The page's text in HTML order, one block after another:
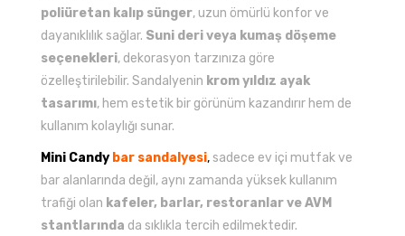
poliüretan kalıp sünger, uzun ömürlü konfor ve
dayanıklılık sağlar. Suni deri veya kumaş döşeme
seçenekleri, dekorasyon tarzınıza göre
özelleştirilebilir. Sandalyenin krom yıldız ayak
tasarımı, hem estetik bir görünüm kazandırır hem de
kullanım kolaylığı sunar.
Mini Candy bar sandalyesi,sadece ev içi mutfak ve
bar alanlarında değil, aynı zamanda yüksek kullanım
trafiği olan kafeler, barlar, restoranlar ve AVM
stantlarında da sıklıkla tercih edilmektedir.